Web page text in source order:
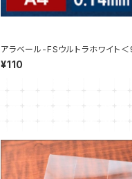
アラベール-FSウルトラホワイト
枚【サンプル販売】
¥110